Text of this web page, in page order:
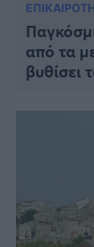
από τα
βυθίσει